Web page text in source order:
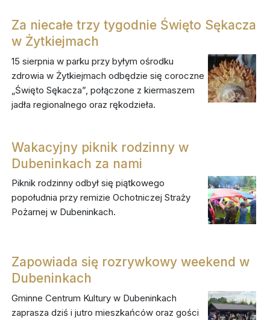
Za niecałe trzy tygodnie Święto Sękacza
w Żytkiejmach
15 sierpnia w parku przy byłym ośrodku
zdrowia w Żytkiejmach odbędzie się coroczne
„Święto Sękacza”, połączone z kiermaszem
jadła regionalnego oraz rękodzieła.
Wakacyjny piknik rodzinny w
Dubeninkach za nami
Piknik rodzinny odbył się piątkowego
popołudnia przy remizie Ochotniczej Straży
Pożarnej w Dubeninkach.
Zapowiada się rozrywkowy weekend w
Dubeninkach
Gminne Centrum Kultury w Dubeninkach
zaprasza dziś i jutro mieszkańców oraz gości